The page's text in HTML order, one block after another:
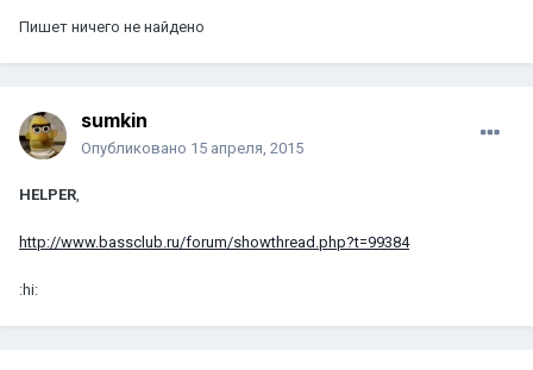
Пишет ничего не найдено
sumkin
Опубликовано 15 апреля, 2015
HELPER,
http://www.bassclub.ru/forum/showthread.php?t=99384
:hi: